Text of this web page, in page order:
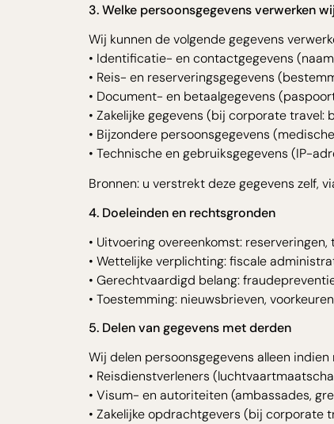
3. Welke persoonsgegevens verwerken
Wij kunnen de volgende gegevens
• Identificatie- en contactgegevens
• Reis- en reserveringsgegevens
• Document- en betaalgegevens
• Zakelijke gegevens (bij corporate
• Bijzondere persoonsgegevens
• Technische en gebruiksgegevens (IP-
Bronnen: u verstrekt deze gegevens zelf,
4. Doeleinden en rechtsgronden
• Uitvoering overeenkomst:
• Wettelijke verplichting: fiscale
• Gerechtvaardigd belang:
• Toestemming: nieuwsbrieven,
5. Delen van gegevens met derden
Wij delen persoonsgegevens alleen
• Reisdienstverleners
• Visum- en autoriteiten (ambassades,
• Zakelijke opdrachtgevers (bij corporate